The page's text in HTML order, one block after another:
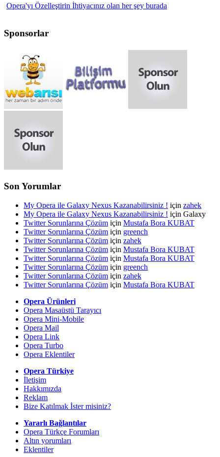
Opera'yı Özelleştirin İhtiyacınız olan her şey burada
Sponsorlar
Son Yorumlar
My Opera ile Galaxy Nexus Kazanabilirsiniz ! için zahek
My Opera ile Galaxy Nexus Kazanabilirsiniz ! için Galaxy
Twitter Sorunlarına Çözüm için Mustafa Bora KUBAT
Twitter Sorunlarına Çözüm için greench
Twitter Sorunlarına Çözüm için zahek
Twitter Sorunlarına Çözüm için Mustafa Bora KUBAT
Twitter Sorunlarına Çözüm için Mustafa Bora KUBAT
Twitter Sorunlarına Çözüm için greench
Twitter Sorunlarına Çözüm için zahek
Twitter Sorunlarına Çözüm için Mustafa Bora KUBAT
Opera Ürünleri
Opera Masaüstü Tarayıcı
Opera Mini-Mobile
Opera Mail
Opera Link
Opera Turbo
Opera Eklentiler
Opera Türkiye
İletişim
Hakkımızda
Reklam
Bize Katılmak İster misiniz?
Yararlı Bağlantılar
Opera Türkçe Forumları
Altın yorumları
Eklentiler